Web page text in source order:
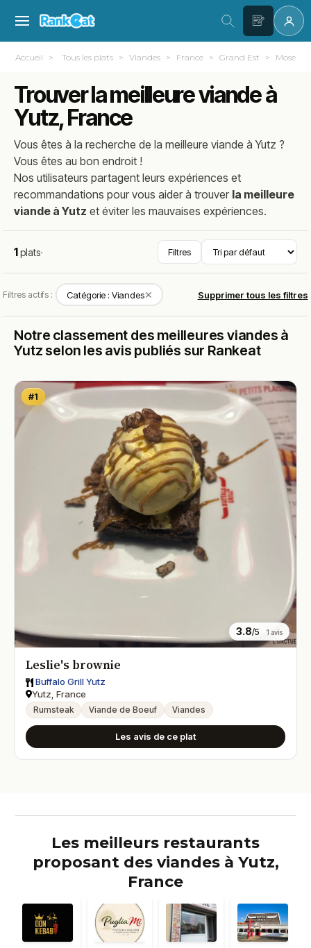
Accueil Tous les plats Viandes France Grand Est Moselle
Trouver la meilleure viande à
Yutz, France
Vous êtes à la recherche de la meilleureviande àYutz ?
Vous êtes au bon endroit !
Nos utilisateurs partagent leurs expériences et
recommandations pour vous aider à trouver la meilleure
viande à Yutz et éviter les mauvaises expériences.
1plats· Filtres
Filtres actifs : Catégorie : Viandes✕ Supprimer tous les filtres
Notre classement des meilleures viandes à
Yutz selon les avis publiés sur Rankeat
#1
3.8/5 1 avis
Leslie's brownie
Buffalo Grill Yutz
Yutz, France
Rumsteak Viande de Boeuf Viandes
Les avis de ce plat
Les meilleurs restaurants
proposant des viandes à Yutz,
France